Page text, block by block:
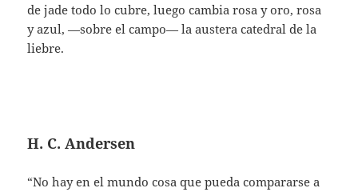
de jade todo lo cubre, luego cambia rosa y oro, rosa
y azul, —sobre el campo— la austera catedral de la
liebre.
H. C. Andersen
“No hay en el mundo cosa que pueda compararse a